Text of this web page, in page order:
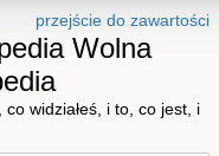
przejście do zawartości
Wolna
co widziałeś, i to, co jest, i